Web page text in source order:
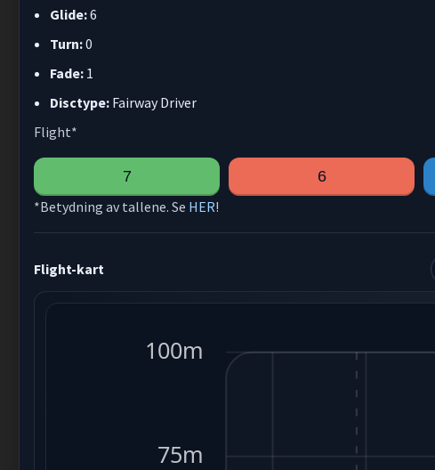
Glide:6
Turn:0
Fade: 1
Disctype: Fairway Driver
Flight*
7 6
*Betydning av tallene. Se HER!
Flight-kart
75m
100m